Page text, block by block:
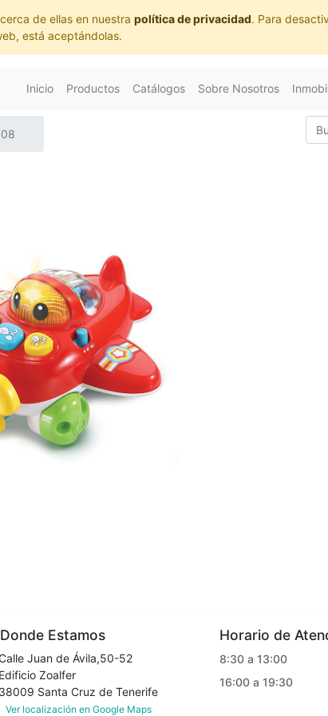
de ellas en nuestra política de privacidad. Para
está aceptándolas.
Inicio Productos Catálogos Sobre Nosotros
Donde Estamos
Juan de Ávila,50-52
Zoalfer
Santa Cruz de Tenerife
Ver localización en Google Maps
Horario de
8:30 a 13:00
16:00 a 19:30